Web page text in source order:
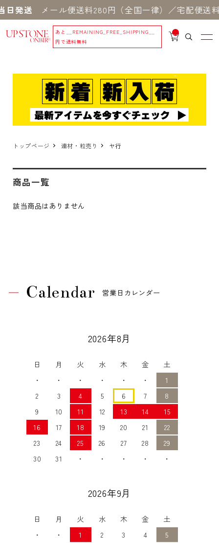
発送メール便送料280円（全国一律）／宅配便送
あと
__REMAINING_FREE_SHIPPING__
円で送料無料
__
IT
_
トップページ 連材・粒売り ヤ行
商品一覧
該当商品はありません
Calendar 営業日カレンダー
2026年8月
日 月 火 水 木 金
土
・
・ ・ ・ ・ ・
1
2
3 4 5 6 7
8
9
10 11 12 13 14
15
16
17 18 19 20 21
22
23
24 25 26 27 28
29
30
31 ・ ・ ・ ・ ・
2026年9月
日 月 火 水 木 金
土
・
・ 1 2 3 4
5